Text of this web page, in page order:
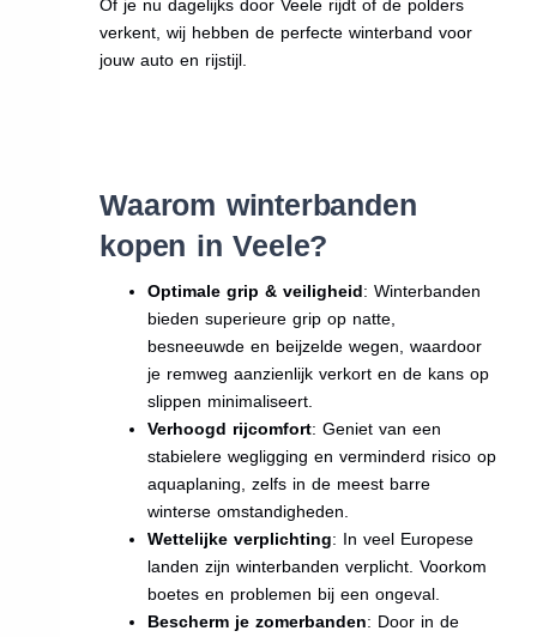
Of je nu dagelijks door Veele rijdt of de polders
verkent, wij hebben de perfecte winterband voor
jouw auto en rijstijl.
Waarom winterbanden
kopen in Veele?
Optimale grip & veiligheid: Winterbanden
bieden superieure grip op natte,
besneeuwde en beijzelde wegen, waardoor
je remweg aanzienlijk verkort en de kans op
slippen minimaliseert.
Verhoogd rijcomfort: Geniet van een
stabielere wegligging en verminderd risico op
aquaplaning, zelfs in de meest barre
winterse omstandigheden.
Wettelijke verplichting: In veel Europese
landen zijn winterbanden verplicht. Voorkom
boetes en problemen bij een ongeval.
Bescherm je zomerbanden: Door in de